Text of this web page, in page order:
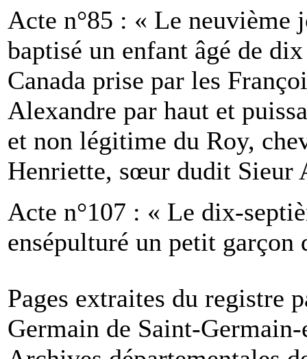
Acte n°85 : « Le
baptisé un enfant âgé de
Canada prise par les
Alexandre par haut et
et non légitime du Roy,
Henriette, sœur dudit Sieur
Acte n°107 : « Le dix-
ensépulturé un petit garçon
Pages extraites du registre
Germain de Saint-